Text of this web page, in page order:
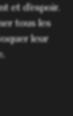
et d’espoir.
tous les
leur